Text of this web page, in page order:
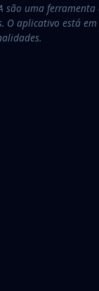
são uma
O aplicativo está